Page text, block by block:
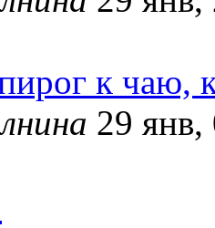
к чаю,
29 янв,